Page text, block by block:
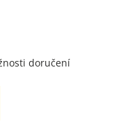
doručení